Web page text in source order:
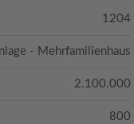
1204
- Mehrfamilienhaus
2.100.000
800